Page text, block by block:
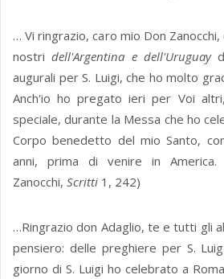
… Vi ringrazio, caro mio Don
nostridell'Argentina e dell'Uruguay
augurali per S. Luigi, che ho molto
Anch'io ho pregato ieri per Voi
speciale, durante la Messa che ho
Corpo benedetto del mio Santo,
anni, prima di venire in America.
Zanocchi, Scritti 1, 242)
…Ringrazio don Adaglio, te e tutti gli
pensiero: delle preghiere per S.
giorno di S. Luigi ho celebrato a